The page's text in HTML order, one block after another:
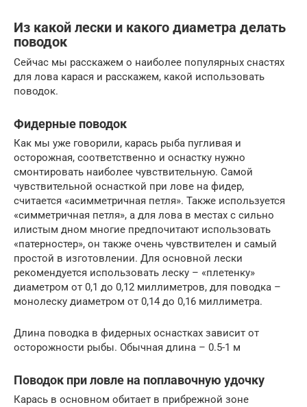
Из какой лески и какого диаметра делать
поводок
Сейчас мы расскажем о наиболее популярных снастях
для лова карася и расскажем, какой использовать
поводок.
Фидерные поводок
Как мы уже говорили, карась рыба пугливая и
осторожная, соответственно и оснастку нужно
смонтировать наиболее чувствительную. Самой
чувствительной оснасткой при лове на фидер,
считается «асимметричная петля». Также используется
«симметричная петля», а для лова в местах с сильно
илистым дном многие предпочитают использовать
«патерностер», он также очень чувствителен и самый
простой в изготовлении. Для основной лески
рекомендуется использовать леску – «плетенку»
диаметром от 0,1 до 0,12 миллиметров, для поводка –
монолеску диаметром от 0,14 до 0,16 миллиметра.
Длина поводка в фидерных оснастках зависит от
осторожности рыбы. Обычная длина – 0.5-1 м
Поводок при ловле на поплавочную удочку
Карась в основном обитает в прибрежной зоне